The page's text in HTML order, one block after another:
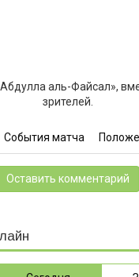
аль-Файсал»,
зрителей.
События матча
Оставить комментарий